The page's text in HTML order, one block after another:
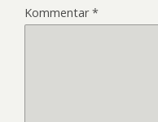
Kommentar*